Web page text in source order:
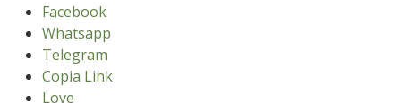
Facebook
Whatsapp
Telegram
Copia Link
Love